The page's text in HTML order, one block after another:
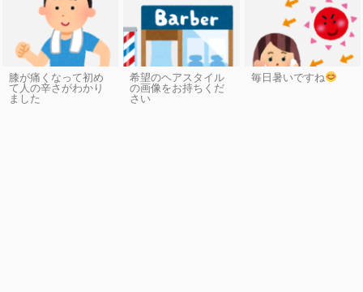
膝が痛くなって初め
て人の辛さがわかり
ました
希望のヘアスタイル
の画像をお持ちくだ
さい
毎日暑いですね